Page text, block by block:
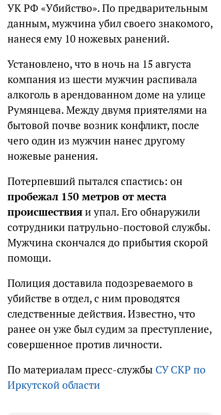
УК РФ «Убийство». По предварительным
данным, мужчина убил своего знакомого,
нанеся ему 10 ножевых ранений.
Установлено, что в ночь на 15 августа
компания из шести мужчин распивала
алкоголь в арендованном доме на улице
Румянцева. Между двумя приятелями на
бытовой почве возник конфликт, после
чего один из мужчин нанес другому
ножевые ранения.
Потерпевший пытался спастись: он
пробежал 150 метров от места
происшествияи упал. Его обнаружили
сотрудники патрульно-постовой службы.
Мужчина скончался до прибытия скорой
помощи.
Полиция доставила подозреваемого в
убийстве в отдел, с ним проводятся
следственные действия. Известно, что
ранее он уже был судим за преступление,
совершенное против личности.
По материалам пресс-службы СУ СКР по
Иркутской области